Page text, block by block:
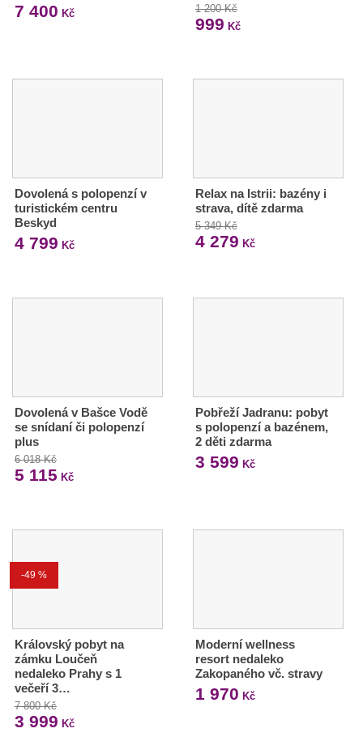
7 400 Kč 1 200 Kč
999 Kč
Dovolená s polopenzí v
turistickém centru
Beskyd
4 799 Kč
Relax na Istrii: bazény i
strava, dítě zdarma
5 349 Kč
4 279 Kč
Dovolená v Bašce Vodě
se snídaní či polopenzí
plus
6 018 Kč
5 115 Kč
Pobřeží Jadranu: pobyt
s polopenzí a bazénem,
2 děti zdarma
3 599 Kč
-49 %
Královský pobyt na
zámku Loučeň
nedaleko Prahy s 1
večeří 3…
7 800 Kč
3 999 Kč
Moderní wellness
resort nedaleko
Zakopaného vč. stravy
1 970 Kč